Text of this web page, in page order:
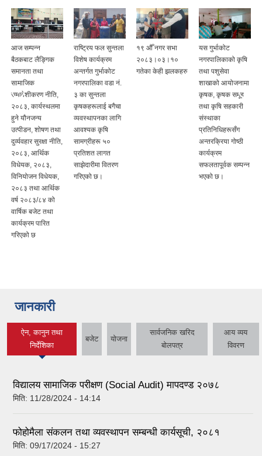
आज सम्पन्न
बैठकबाट लैङ्गिक
समानता तथा
सामाजिक
समावेशीकरण नीति,
२०८३, कार्यस्थलमा
हुने यौनजन्य
उत्पीडन, शोषण तथा
दुर्व्यवहार सुरक्षा नीति,
२०८३, आर्थिक
विधेयक, २०८३,
विनियोजन विधेयक,
२०८३ तथा आर्थिक
वर्ष २०८३/८४ को
वार्षिक बजेट तथा
कार्यक्रम पारित
गरिएको छ
राष्ट्रिय फल सुन्तला
विशेष कार्यक्रम
अन्तर्गत गुर्भाकोट
नगरपालिका वडा नं.
३ का सुन्तला
कृषकहरूलाई बगैचा
व्यवस्थापनका लागि
आवश्यक कृषि
सामग्रीहरू ५०
प्रतिशत लागत
साझेदारीमा वितरण
गरिएको छ।
१९ ‍औँ नगर सभा
२०८३।०३।१०
गतेका केही झलकहरु
यस गुर्भाकोट
नगरपालिकाको कृषि
तथा पशुसेवा
शाखाको आयोजनामा
कृषक, कृषक समूह
तथा कृषि सहकारी
संस्थाका
प्रतिनिधिहरूसँग
अन्तरक्रिया गोष्ठी
कार्यक्रम
सफलतापूर्वक सम्पन्न
भएको छ।
जानकारी
ऐन, कानुन तथा
निर्देशिका
(active tab)
बजेट योजना
सार्वजनिक खरिद
बोलपत्र
आय व्यय
विवरण
विद्यालय सामाजिक परीक्षण (Social Audit) मापदण्ड २०७८
मिति: 11/28/2024 - 14:14
फोहोमैला संकलन तथा व्यवस्थापन सम्बन्धी कार्यसूची, २०८१
मिति: 09/17/2024 - 15:27